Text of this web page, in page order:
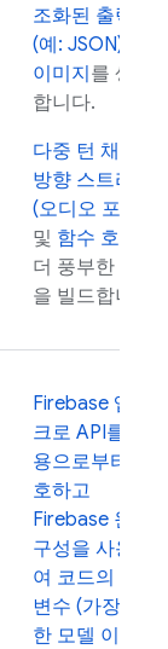
조화된 출력
(예: JSON)
이미지 를 생성
합니다.
다중 턴 채팅
방향 스트리밍
(오디오 포함)
및 함수 호출
더 풍부한 환경
을 빌드합니다.
Firebase 앱 체
크로 API를 악
용으로부터 보
호하고
Firebase 원격
구성을 사용하
여 코드의 매개
변수 (가장 중요
한 모델 이름)를